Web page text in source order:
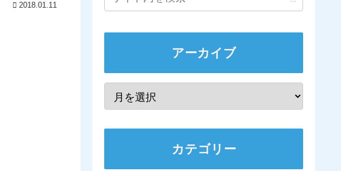
2018.01.11
アーカイブ
カテゴリー